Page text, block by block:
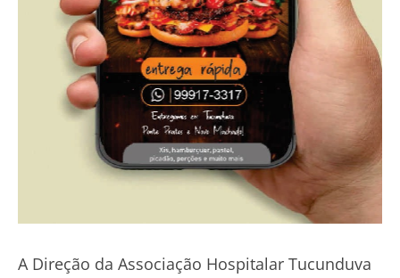
A Direção da Associação Hospitalar Tucunduva